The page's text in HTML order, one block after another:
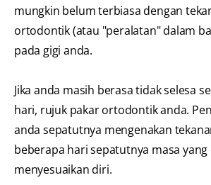
mungkin belum terbiasa dengan
ortodontik (atau "peralatan" dalam
pada gigi anda.
Jika anda masih berasa tidak selesa
hari, rujuk pakar ortodontik anda.
anda sepatutnya mengenakan
beberapa hari sepatutnya masa
menyesuaikan diri.